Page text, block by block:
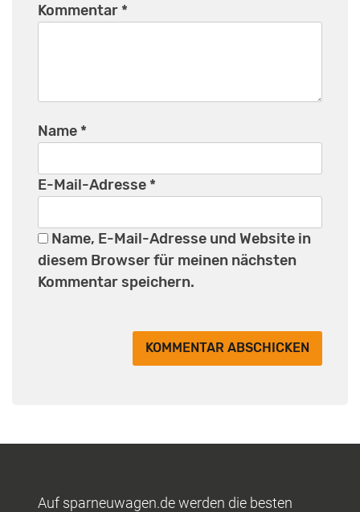
Kommentar *
Name *
E-Mail-Adresse *
Name, E-Mail-Adresse und Website in
diesem Browser für meinen nächsten
Kommentar speichern.
Auf sparneuwagen.de werden die besten